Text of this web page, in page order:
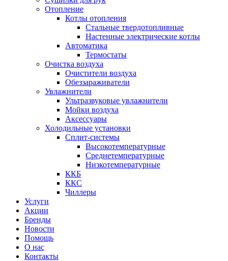
Отопление
Котлы отопления
Стальные твердотопливные
Настенные электрические котлы
Автоматика
Термостаты
Очистка воздуха
Очистители воздуха
Обеззараживатели
Увлажнители
Ультразвуковые увлажнители
Мойки воздуха
Аксессуары
Холодильные установки
Сплит-системы
Высокотемпературные
Среднетемпературные
Низкотемпературные
ККБ
ККС
Чиллеры
Услуги
Акции
Бренды
Новости
Помощь
О нас
Контакты